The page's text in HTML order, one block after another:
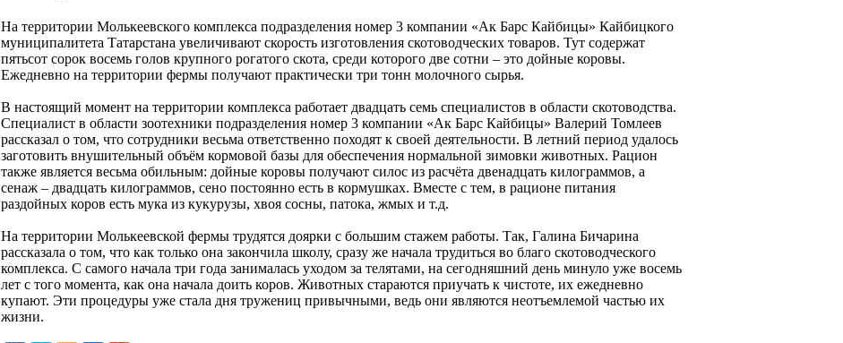
На территории Молькеевского комплекса подразделения номер 3 компании «Ак Барс Кайбицы» Кайбицкого
муниципалитета Татарстана увеличивают скорость изготовления скотоводческих товаров. Тут содержат
пятьсот сорок восемь голов крупного рогатого скота, среди которого две сотни – это дойные коровы.
Ежедневно на территории фермы получают практически три тонн молочного сырья.
В настоящий момент на территории комплекса работает двадцать семь специалистов в области скотоводства.
Специалист в области зоотехники подразделения номер 3 компании «Ак Барс Кайбицы» Валерий Томлеев
рассказал о том, что сотрудники весьма ответственно походят к своей деятельности. В летний период удалось
заготовить внушительный объём кормовой базы для обеспечения нормальной зимовки животных. Рацион
также является весьма обильным: дойные коровы получают силос из расчёта двенадцать килограммов, а
сенаж – двадцать килограммов, сено постоянно есть в кормушках. Вместе с тем, в рационе питания
раздойных коров есть мука из кукурузы, хвоя сосны, патока, жмых и т.д.
На территории Молькеевской фермы трудятся доярки с большим стажем работы. Так, Галина Бичарина
рассказала о том, что как только она закончила школу, сразу же начала трудиться во благо скотоводческого
комплекса. С самого начала три года занималась уходом за телятами, на сегодняшний день минуло уже восемь
лет с того момента, как она начала доить коров. Животных стараются приучать к чистоте, их ежедневно
купают. Эти процедуры уже стала дня тружениц привычными, ведь они являются неотъемлемой частью их
жизни.